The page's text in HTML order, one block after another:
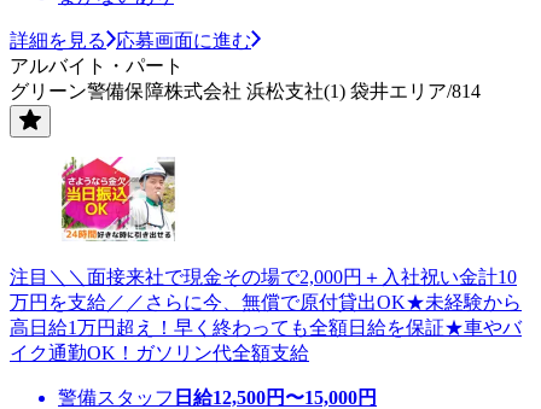
詳細を見る
応募画面に進む
アルバイト・パート
グリーン警備保障株式会社 浜松支社(1) 袋井エリア/814
注目＼＼面接来社で現金その場で2,000円＋入社祝い金計10
万円を支給／／さらに今、無償で原付貸出OK★未経験から
高日給1万円超え！早く終わっても全額日給を保証★車やバ
イク通勤OK！ガソリン代全額支給
警備スタッフ 日給12,500円〜15,000円